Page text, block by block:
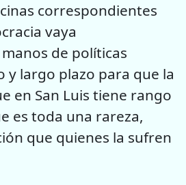
correspondientes
vaya
de políticas
y largo plazo para que la
en San Luis tiene rango
es toda una rareza,
que quienes la sufren